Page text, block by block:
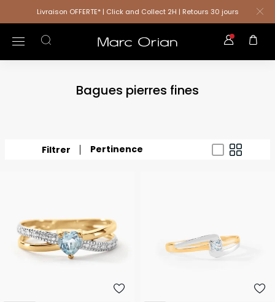
Livraison OFFERTE* | Click and Collect 2H | Retours 30 jours
Bagues pierres fines
Filtrer Pertinence